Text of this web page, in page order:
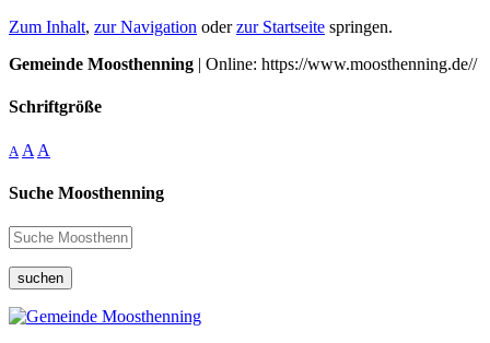
Zum Inhalt, zur Navigation oderzur Startseite springen.
Gemeinde Moosthenning | Online: https://www.moosthenning.de//
Schriftgröße
A A A
Suche Moosthenning
suchen